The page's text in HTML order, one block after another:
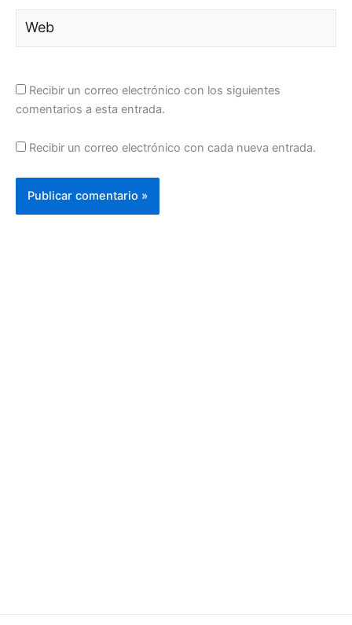
Recibir un correo electrónico con los siguientes
comentarios a esta entrada.
Recibir un correo electrónico con cada nueva entrada.